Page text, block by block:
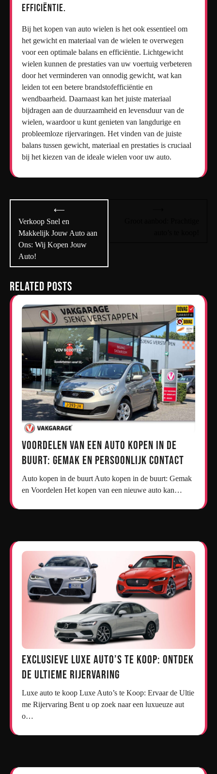
efficiëntie.
Bij het kopen van auto wielen is het ook essentieel om
het gewicht en materiaal van de wielen te overwegen
voor een optimale balans en efficiëntie. Lichtgewicht
wielen kunnen de prestaties van uw voertuig verbeteren
door het verminderen van onnodig gewicht, wat kan
leiden tot een betere brandstofefficiëntie en
wendbaarheid. Daarnaast kan het juiste materiaal
bijdragen aan de duurzaamheid en levensduur van de
wielen, waardoor u kunt genieten van langdurige en
probleemloze rijervaringen. Het vinden van de juiste
balans tussen gewicht, materiaal en prestaties is cruciaal
bij het kiezen van de ideale wielen voor uw auto.
navigatie
⟵
Verkoop Snel en
Makkelijk Jouw Auto aan
Ons: Wij Kopen Jouw
Auto!
Related Posts
Voordelen van een Auto Kopen in de
Buurt: Gemak en Persoonlijk Contact
Auto kopen in de buurt Auto kopen in de buurt: Gemak
en Voordelen Het kopen van een nieuwe auto kan…
Exclusieve Luxe Auto’s te Koop: Ontdek
de Ultieme Rijervaring
Luxe auto te koop Luxe Auto’s te Koop: Ervaar de Ultie
me Rijervaring Bent u op zoek naar een luxueuze aut
o…